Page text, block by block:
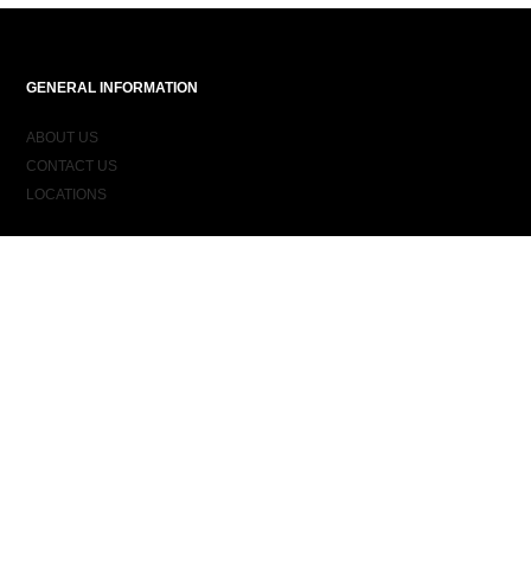
GENERAL INFORMATION
ABOUT US
CONTACT US
LOCATIONS